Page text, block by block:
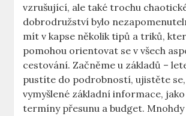
vzrušující, ale také trochu
dobrodružství bylo
mít v kapse několik tipů a triků,
pomohou orientovat se v všech
cestování. Začněme u základů –
pustíte do podrobností, ujistěte
vymyšlené základní informace,
termíny přesunu a budget.